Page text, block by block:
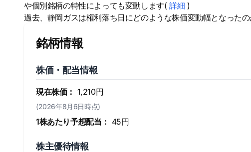
や個別銘柄の特性によっても変動します( 詳細 )
過去、静岡ガスは権利落ち日にどのような株価変動幅となった
銘柄情報
株価・配当情報
現在株価： 1,210円
(2026年8月6日時点)
1株あたり予想配当： 45円
株主優待情報